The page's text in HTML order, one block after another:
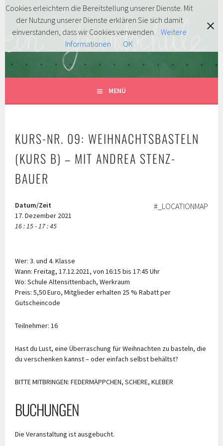
Springe
zum
Inhalt
FÖRDERVEREIN
GRUNDSCHULE HERSBRUCK
E.V.
MITENTDECKEN … MITLACHEN … MITMACHEN!
MENÜ
KURS-NR. 09: WEIHNACHTSBASTELN
(KURS B) – MIT ANDREA STENZ-
BAUER
#_LOCATIONMAP
Datum/Zeit
17. Dezember 2021
16 : 15 - 17 : 45
Wer: 3. und 4. Klasse
Wann: Freitag, 17.12.2021, von 16:15 bis 17:45 Uhr
Wo: Schule Altensittenbach, Werkraum
Preis: 5,50 Euro, Mitglieder erhalten 25 % Rabatt per
Gutscheincode
Teilnehmer: 16
Hast du Lust, eine Überraschung für Weihnachten zu basteln, die
du verschenken kannst – oder einfach selbst behältst?
BITTE MITBRINGEN: FEDERMÄPPCHEN, SCHERE, KLEBER
BUCHUNGEN
Die Veranstaltung ist ausgebucht.
Cookies erleichtern die Bereitstellung unserer Dienste. Mit
der Nutzung unserer Dienste erklären Sie sich damit
einverstanden, dass wir Cookies verwenden. Weitere
Informationen
OK